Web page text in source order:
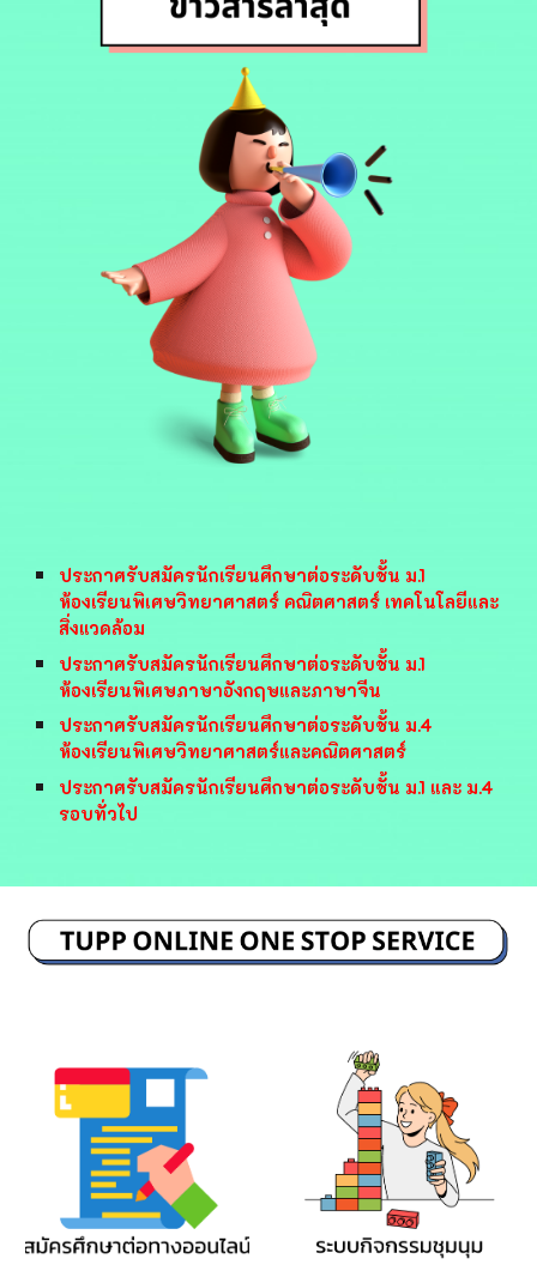
ประกาศรับสมัครนักเรียนศึกษาต่อระดับชั้น ม.1
ห้องเรียนพิเศษวิทยาศาสตร์ คณิตศาสตร์ เทคโนโลยีและ
สิ่งแวดล้อม
ประกาศรับสมัครนักเรียนศึกษาต่อระดับชั้น ม.1
ห้องเรียนพิเศษภาษาอังกฤษและภาษาจีน
ประกาศรับสมัครนักเรียนศึกษาต่อระดับชั้น ม.4
ห้องเรียนพิเศษวิทยาศาสตร์และคณิตศาสตร์
ประกาศรับสมัครนักเรียนศึกษาต่อระดับชั้น ม.1 และ ม.4
รอบทั่วไป